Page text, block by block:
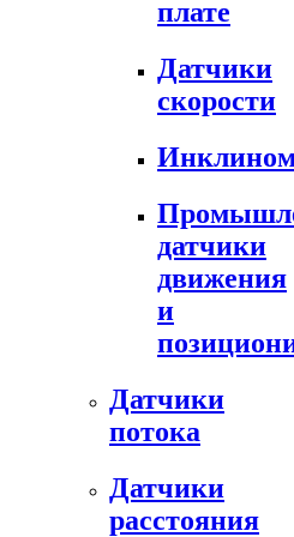
плате
Датчики
скорости
датчики
движения
и
Датчики
потока
Датчики
расстояния